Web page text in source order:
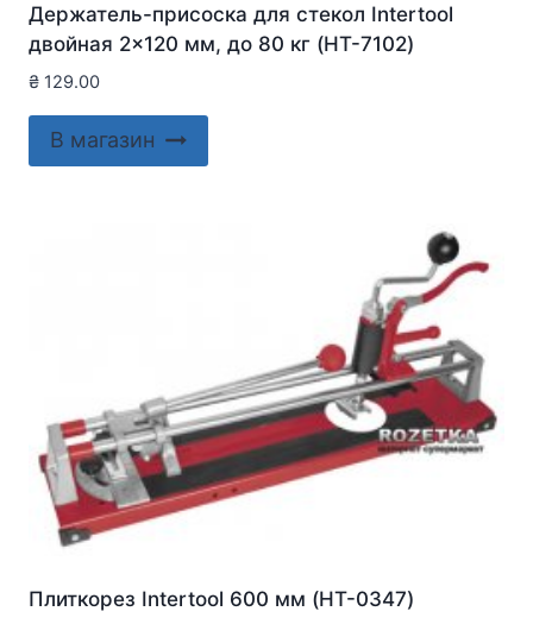
Держатель-присоска для стекол Intertool
двойная 2×120 мм, до 80 кг (HT-7102)
₴ 129.00
В магазин
Плиткорез Intertool 600 мм (HT-0347)